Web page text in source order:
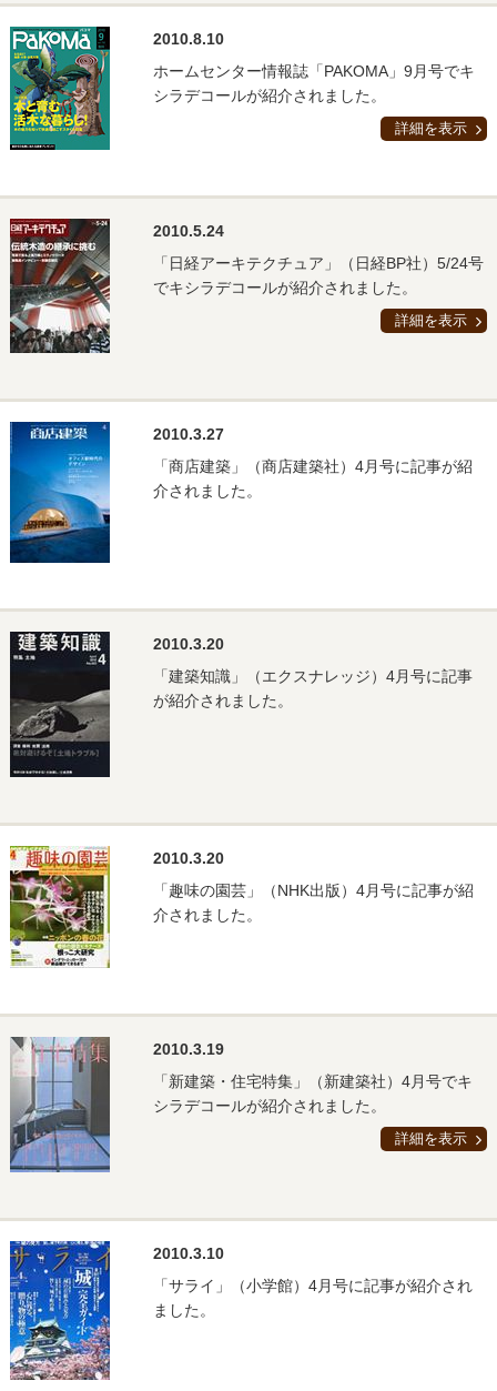
2010.8.10
ホームセンター情報誌「PAKOMA」9月号でキ
シラデコールが紹介されました。
詳細を表示
2010.5.24
「日経アーキテクチュア」（日経BP社）5/24号
でキシラデコールが紹介されました。
詳細を表示
2010.3.27
「商店建築」（商店建築社）4月号に記事が紹
介されました。
2010.3.20
「建築知識」（エクスナレッジ）4月号に記事
が紹介されました。
2010.3.20
「趣味の園芸」（NHK出版）4月号に記事が紹
介されました。
2010.3.19
「新建築・住宅特集」（新建築社）4月号でキ
シラデコールが紹介されました。
詳細を表示
2010.3.10
「サライ」（小学館）4月号に記事が紹介され
ました。